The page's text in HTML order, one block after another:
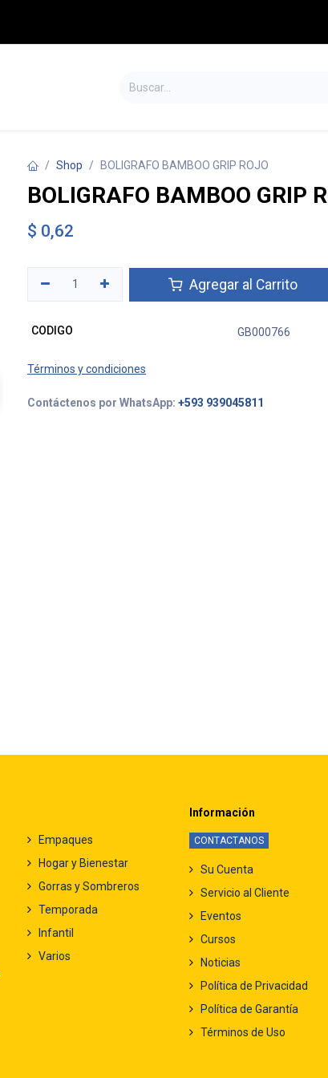
Shop BOLIGRAFO BAMBOO GRIP ROJO
BOLIGRAFO BAMBOO GRIP
$ 0,62
Agregar al Carrito
CODIGO GB000766
Términos y condiciones
Contáctenos por WhatsApp: +593 939045811
Empaques
Hogar y Bienestar
Gorras y Sombreros
Temporada
Infantil
Varios
Información
CONTACTANOS
Su Cuenta
Servicio al Cliente
Eventos
Cursos
Noticias
Política de Privacidad
Política de Garantía
Términos de Uso